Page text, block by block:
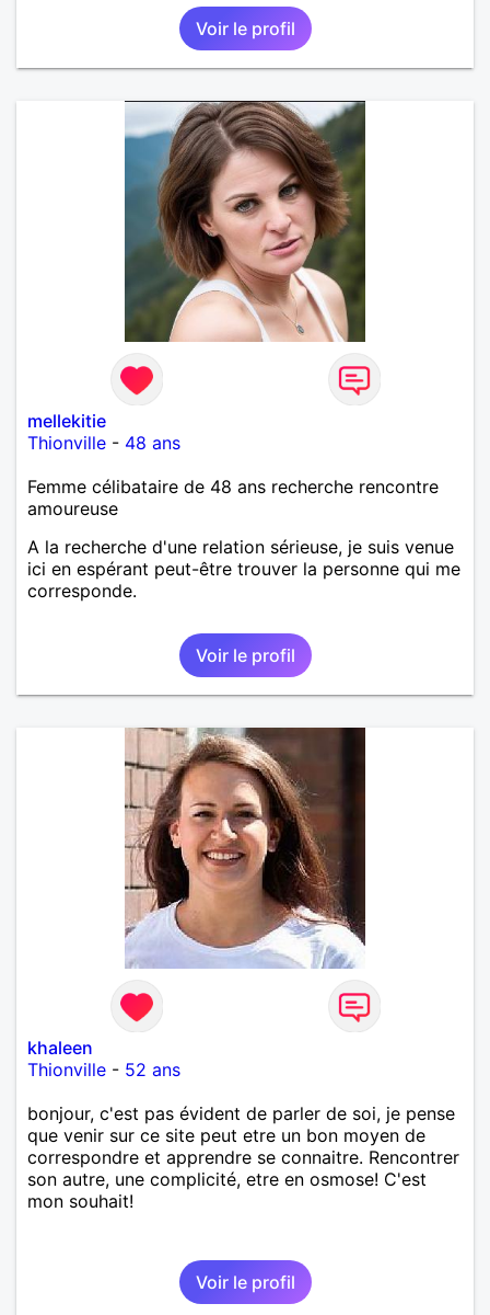
Voir le profil
mellekitie
Thionville - 48 ans
Femme célibataire de 48 ans recherche rencontre
amoureuse
A la recherche d'une relation sérieuse, je suis venue
ici en espérant peut-être trouver la personne qui me
corresponde.
Voir le profil
khaleen
Thionville - 52 ans
bonjour, c'est pas évident de parler de soi, je pense
que venir sur ce site peut etre un bon moyen de
correspondre et apprendre se connaitre. Rencontrer
son autre, une complicité, etre en osmose! C'est
mon souhait!
Voir le profil